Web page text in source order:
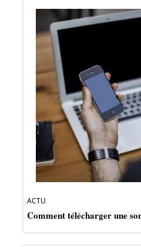
ACTU
Comment télécharger une